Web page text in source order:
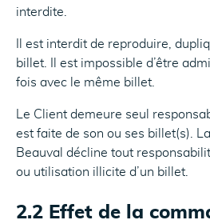
interdite.
Il est interdit de reproduire,
billet. Il est impossible d’être
fois avec le même billet.
Le Client demeure seul
est faite de son ou ses billet(s).
Beauval décline tout
ou utilisation illicite d’un billet.
2.2 Effet de la